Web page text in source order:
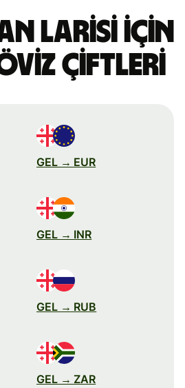
larisi için
çiftleri
GEL → EUR
GEL → INR
GEL → RUB
GEL → ZAR